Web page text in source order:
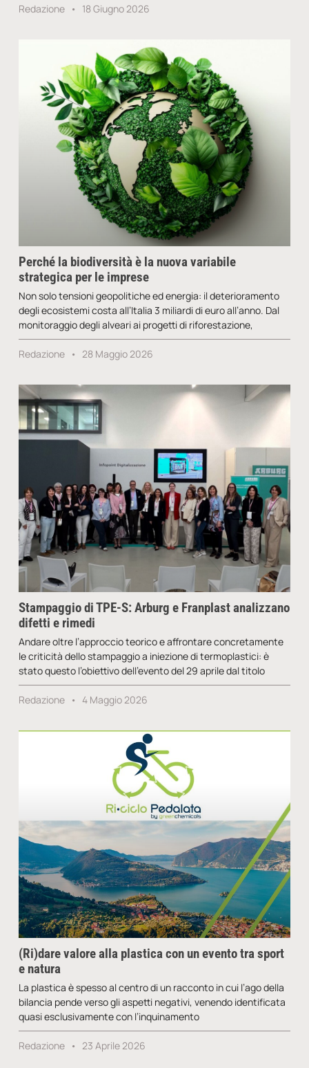
Redazione 18 Giugno 2026
Perché la biodiversità è la nuova variabile
strategica per le imprese
Non solo tensioni geopolitiche ed energia: il deterioramento
degli ecosistemi costa all’Italia 3 miliardi di euro all’anno. Dal
monitoraggio degli alveari ai progetti di riforestazione,
Redazione 28 Maggio 2026
Stampaggio di TPE-S: Arburg e Franplast analizzano
difetti e rimedi
Andare oltre l’approccio teorico e affrontare concretamente
le criticità dello stampaggio a iniezione di termoplastici: è
stato questo l’obiettivo dell’evento del 29 aprile dal titolo
Redazione 4 Maggio 2026
(Ri)dare valore alla plastica con un evento tra sport
e natura
La plastica è spesso al centro di un racconto in cui l’ago della
bilancia pende verso gli aspetti negativi, venendo identificata
quasi esclusivamente con l’inquinamento
Redazione 23 Aprile 2026